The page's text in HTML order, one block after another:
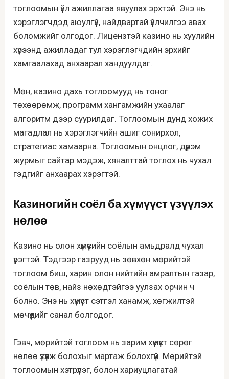
тоглоомын үйл ажиллагаа явуулах эрхтэй. Энэ нь
хэрэглэгчдэд аюулгүй, найдвартай үйлчилгээ авах
боломжийг олгодог. Лицензтэй казино нь хуулийн
хүрээнд ажилладаг тул хэрэглэгчдийн эрхийг
хамгаалахад анхаарал хандуулдаг.
Мөн, казино дахь тоглоомууд нь тоног
төхөөрөмж, программ хангамжийн ухаалаг
алгоритм дээр суурилдаг. Тоглоомын дунд хожих
магадлал нь хэрэглэгчийн ашиг сонирхол,
стратегиас хамаарна. Тоглоомын онцлог, дүрэм
журмыг сайтар мэдэж, хяналттай тоглох нь чухал
гэдгийг анхаарах хэрэгтэй.
Казиногийн соёл ба хүмүүст үзүүлэх
нөлөө
Казино нь олон хүмүүсийн соёлын амьдралд чухал
үүрэгтэй. Тэдгээр газрууд нь зөвхөн мөрийтэй
тоглоом биш, харин олон нийтийн амралтын газар,
соёлын төв, найз нөхөдтэйгээ уулзах орчин ч
болно. Энэ нь хүмүүст сэтгэл ханамж, хөгжилтэй
мөчүүдийг санал болгодог.
Гэвч, мөрийтэй тоглоом нь зарим хүмүүст сөрөг
нөлөө үзүүлж болохыг мартаж болохгүй. Мөрийтэй
тоглоомын хэтрүүлэг, болон хариуцлагатай